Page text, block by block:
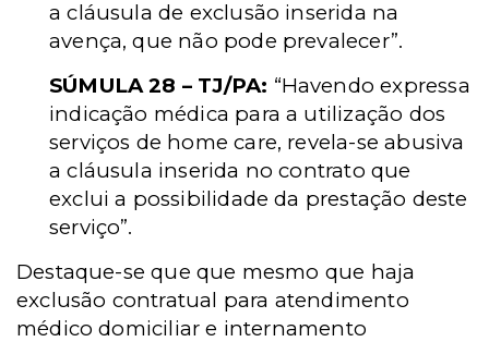
a cláusula de exclusão inserida na
avença, que não pode prevalecer”.
SÚMULA 28 – TJ/PA: “Havendo expressa
indicação médica para a utilização dos
serviços de home care, revela-se abusiva
a cláusula inserida no contrato que
exclui a possibilidade da prestação deste
serviço”.
Destaque-se que que mesmo que haja
exclusão contratual para atendimento
médico domiciliar e internamento